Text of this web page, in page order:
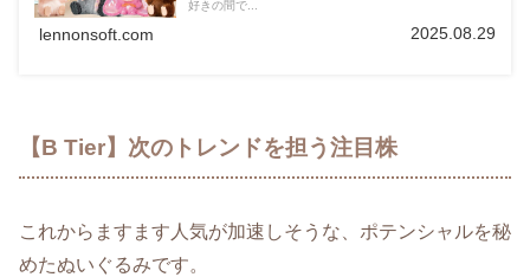
好きの間で...
lennonsoft.com 2025.08.29
【B Tier】次のトレンドを担う注目株
これからますます人気が加速しそうな、ポテンシャルを秘
めたぬいぐるみです。